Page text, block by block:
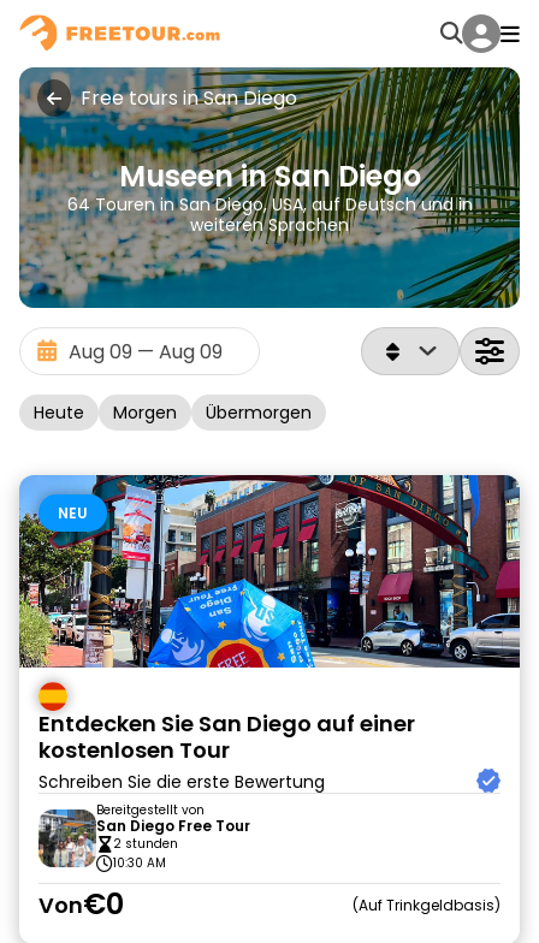
Free tours in San Diego
Museen in San Diego
64 Touren in San Diego, USA, auf Deutsch und in
weiteren Sprachen
Heute Morgen Übermorgen
NEU
Entdecken Sie San Diego auf einer
kostenlosen Tour
Schreiben Sie die erste Bewertung
Bereitgestellt von
San Diego Free Tour
2 stunden
10:30 AM
Von€0 Auf Trinkgeldbasis